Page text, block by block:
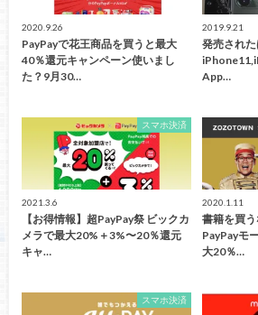
2020.9.26
PayPayで花王商品を買うと最大
40％還元キャンペーン使いまし
た？9月30…
2019.9.21
発売され
App…
スマホ決済
2021.3.6
【お得情報】超PayPay祭 ビックカ
メラで最大20%＋3%〜20％還元
キャ…
2020.1.11
書籍を買
PayPayモ
大20％…
スマホ決済